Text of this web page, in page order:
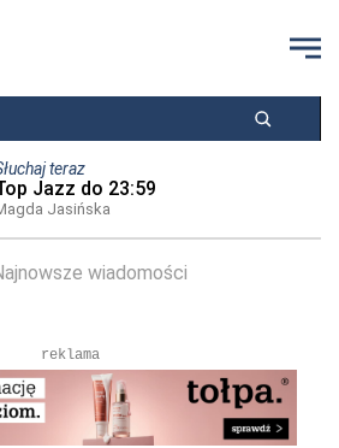
teraz
Jazz do 23:59
Jasińska
wiadomości
reklama